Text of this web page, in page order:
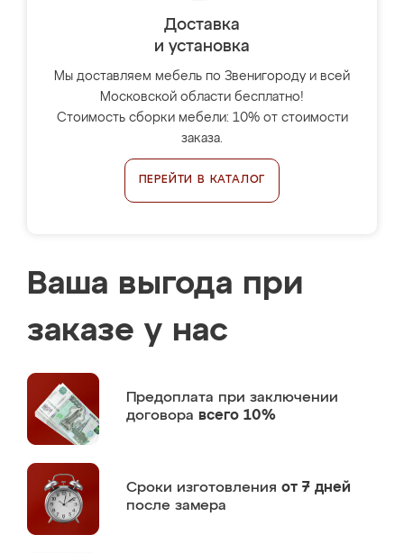
Доставка
и установка
Мы доставляем мебель по Звенигороду и всей
Московской области бесплатно!
Стоимость сборки мебели: 10% от стоимости
заказа.
ПЕРЕЙТИ В КАТАЛОГ
Ваша выгода при
заказе у нас
Предоплата при заключении
договора всего 10%
Сроки изготовления от 7 дней
после замера